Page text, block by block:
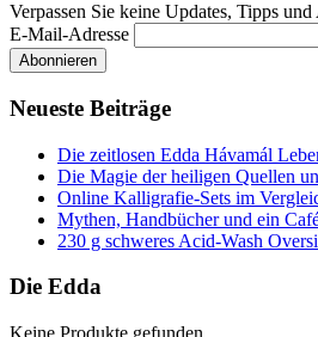
Verpassen Sie keine Updates, Tipps
E-Mail-Adresse
Neueste Beiträge
Die zeitlosen Edda Hávamál
Die Magie der heiligen Quellen
Online Kalligrafie‑Sets im
Mythen, Handbücher und ein
230 g schweres Acid-Wash
Die Edda